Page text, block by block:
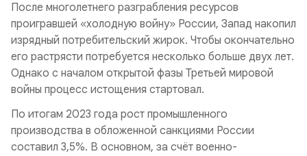
После многолетнего разграбления ресурсов
проигравшей «холодную войну» России, Запад накопил
изрядный потребительский жирок. Чтобы окончательно
его растрясти потребуется несколько больше двух лет.
Однако с началом открытой фазы Третьей мировой
войны процесс истощения стартовал.
По итогам 2023 года рост промышленного
производства в обложенной санкциями России
составил 3,5%. В основном, за счёт военно-